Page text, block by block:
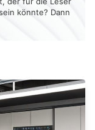
könnte? Dann